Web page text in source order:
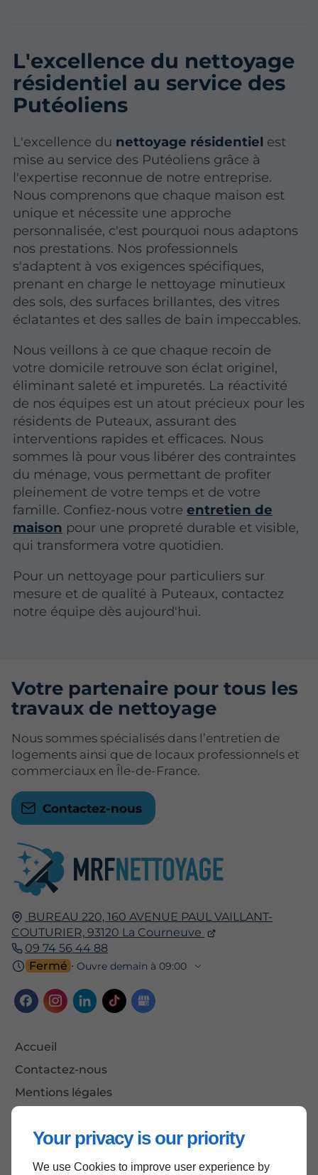
Your privacy is our priority
We use Cookies to improve user experience by
L'excellence du nettoyage
résidentiel au service des
Putéoliens
L'excellence du nettoyage résidentiel est
mise au service des Putéoliens grâce à
l'expertise reconnue de notre entreprise.
Nous comprenons que chaque maison est
unique et nécessite une approche
personnalisée, c'est pourquoi nous adaptons
nos prestations. Nos professionnels
s'adaptent à vos exigences spécifiques,
prenant en charge le nettoyage minutieux
des sols, des surfaces brillantes, des vitres
éclatantes et des salles de bain impeccables.
Nous veillons à ce que chaque recoin de
votre domicile retrouve son éclat originel,
éliminant saleté et impuretés. La réactivité
de nos équipes est un atout précieux pour les
résidents de Puteaux, assurant des
interventions rapides et efficaces. Nous
sommes là pour vous libérer des contraintes
du ménage, vous permettant de profiter
pleinement de votre temps et de votre
famille. Confiez-nous votreentretien de
maison pour une propreté durable et visible,
qui transformera votre quotidien.
Pour un nettoyage pour particuliers sur
mesure et de qualité à Puteaux, contactez
notre équipe dès aujourd'hui.
BUREAU 220, 160 AVENUE PAUL VAILLANT-
COUTURIER, 93120 La Courneuve
09 74 56 44 88
Fermé ⋅ Ouvre demain à 09:00
Accueil
Contactez-nous
Mentions légales
Votre partenaire pour tous les
travaux de nettoyage
Nous sommes spécialisés dans l’entretien de
logements ainsi que de locaux professionnels et
commerciaux en Île-de-France.
Contactez-nous